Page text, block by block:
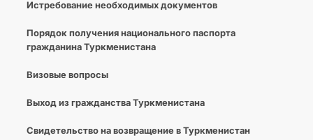
Истребование необходимых документов
Порядок получения национального паспорта
гражданина Туркменистана
Визовые вопросы
Выход из гражданства Туркменистана
Свидетельство на возвращение в Туркменистан